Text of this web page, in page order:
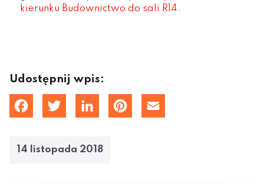
kierunku Budownictwo do sali R14.
Udostępnij wpis:
TwitterLinkedInPinterestEmail
14 listopada 2018